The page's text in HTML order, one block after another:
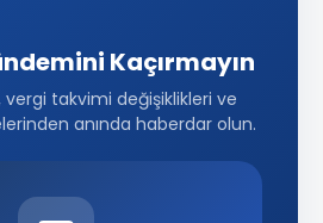
Kaçırmayın
vergi takvimi değişiklikleri ve
anında haberdar olun.